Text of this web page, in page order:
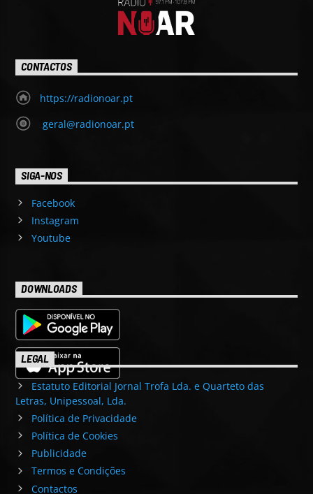
CONTACTOS
https://radionoar.pt
geral@radionoar.pt
SIGA-NOS
Facebook
Instagram
Youtube
DOWNLOADS
LEGAL
Estatuto Editorial Jornal Trofa Lda. e Quarteto das
Letras, Unipessoal, Lda.
Política de Privacidade
Política de Cookies
Publicidade
Termos e Condições
Contactos